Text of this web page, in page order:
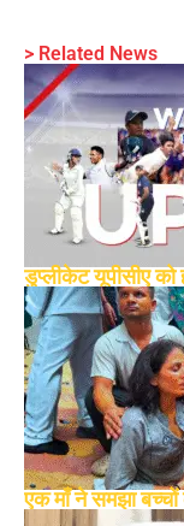
> Related News
डुप्लीकेट यूपीसीए को
एक माँ ने समझा बच्चों